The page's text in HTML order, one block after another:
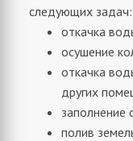
следующих задач:
откачка
осушение
откачка
других
заполнение
полив